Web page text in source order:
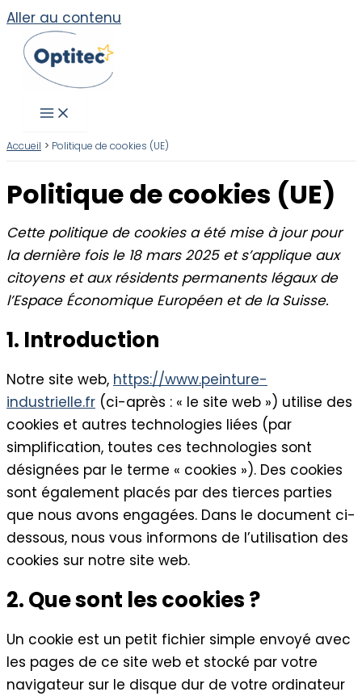
Aller au contenu
Accueil Politique de cookies (UE)
Politique de cookies (UE)
Cette politique de cookies a été mise à jour pour
la dernière fois le 18 mars 2025 et s’applique aux
citoyens et aux résidents permanents légaux de
l’Espace Économique Européen et de la Suisse.
1. Introduction
Notre site web, https://www.peinture-
industrielle.fr (ci-après : « le site web ») utilise des
cookies et autres technologies liées (par
simplification, toutes ces technologies sont
désignées par le terme « cookies »). Des cookies
sont également placés par des tierces parties
que nous avons engagées. Dans le document ci-
dessous, nous vous informons de l’utilisation des
cookies sur notre site web.
2. Que sont les cookies ?
Un cookie est un petit fichier simple envoyé avec
les pages de ce site web et stocké par votre
navigateur sur le disque dur de votre ordinateur